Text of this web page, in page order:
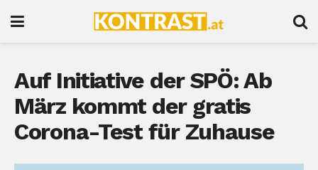
Auf Initiative der SPÖ: Ab
März kommt der gratis
Corona-Test für Zuhause